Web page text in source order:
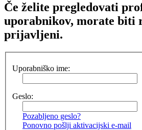
Če želite pregledovati
uporabnikov, morate biti
prijavljeni.
Uporabniško ime:
Geslo:
Pozabljeno geslo?
Ponovno pošlji aktivacijski e-mail